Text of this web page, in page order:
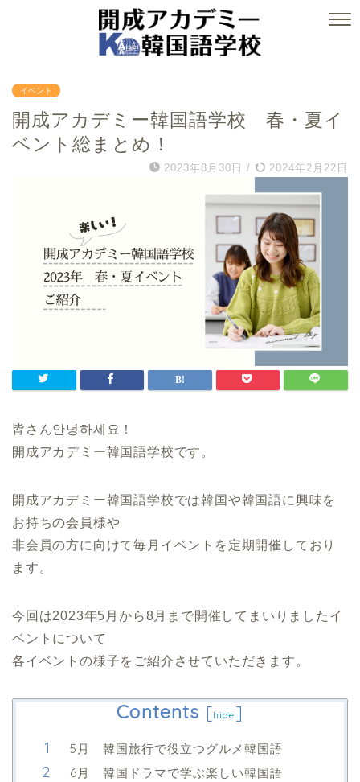
イベント
開成アカデミー韓国語学校 春・夏イ
ベント総まとめ！
2023年8月30日 / 2024年2月22日
皆さん안녕하세요！
開成アカデミー韓国語学校です。
開成アカデミー韓国語学校では韓国や韓国語に興味を
お持ちの会員様や
非会員の方に向けて毎月イベントを定期開催しており
ます。
今回は2023年5月から8月まで開催してまいりましたイ
ベントについて
各イベントの様子をご紹介させていただきます。
Contents [hide ]
5月 韓国旅行で役立つグルメ韓国語
6月 韓国ドラマで学ぶ楽しい韓国語